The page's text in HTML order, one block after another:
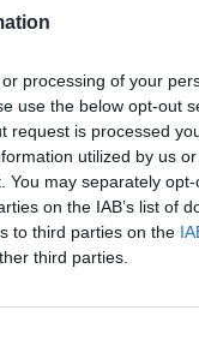
processing of your
use the below opt-out
request is processed
utilized by us
You may separately
on the IAB’s list of
to third parties on the
third parties.